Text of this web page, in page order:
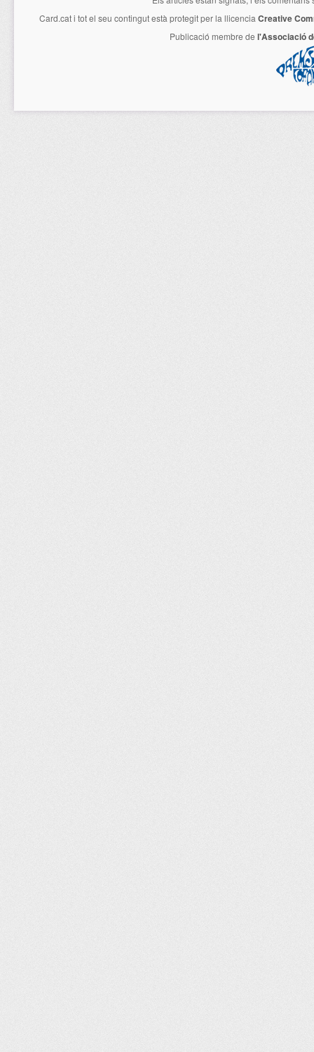
Card.cati tot el seu contingut està protegit per la llicencia Creative
Publicació membre de l'Associació